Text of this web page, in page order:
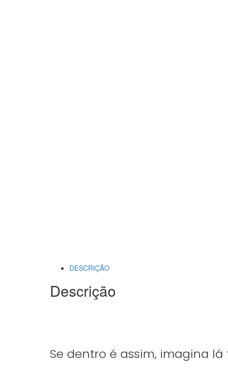
DESCRIÇÃO
Descrição
Se dentro é assim, imagina lá